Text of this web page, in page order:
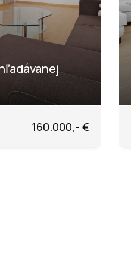
160.000,- €